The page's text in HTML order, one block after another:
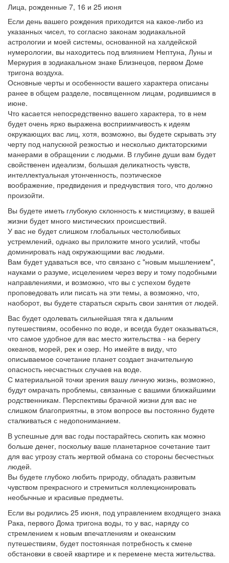
Лица, рожденные 7, 16 и 25 июня
Если день вашего рождения приходится на какое-либо из
указанных чисел, то согласно законам зодиакальной
астрологии и моей системы, основанной на халдейской
нумерологии, вы находитесь под влиянием Нептуна, Луны и
Меркурия в зодиакальном знаке Близнецов, первом Доме
тригона воздуха.
Основные черты и особенности вашего характера описаны
ранее в общем разделе, посвященном лицам, родившимся в
июне.
Что касается непосредственно вашего характера, то в нем
будет очень ярко выражена восприимчивость к идеям
окружающих вас лиц, хотя, возможно, вы будете скрывать эту
черту под напускной резкостью и несколько диктаторскими
манерами в обращении с людьми. В глубине души вам будет
свойственен идеализм, большая деликатность чувств,
интеллектуальная утонченность, поэтическое
воображение, предвидения и предчувствия того, что должно
произойти.
Вы будете иметь глубокую склонность к мистицизму, в вашей
жизни будет много мистических происшествий.
У вас не будет слишком глобальных честолюбивых
устремлений, однако вы приложите много усилий, чтобы
доминировать над окружающими вас людьми.
Вам будет удаваться все, что связано с "новым мышлением",
науками о разуме, исцелением через веру и тому подобными
направлениями, и возможно, что вы с успехом будете
проповедовать или писать на эти темы, а возможно, что,
наоборот, вы будете стараться скрыть свои занятия от людей.
Вас будет одолевать сильнейшая тяга к дальним
путешествиям, особенно по воде, и всегда будет оказываться,
что самое удобное для вас место жительства - на берегу
океанов, морей, рек и озер. Но имейте в виду, что
описываемое сочетание планет создает значительную
опасность несчастных случаев на воде.
С материальной точки зрения вашу личную жизнь, возможно,
будут омрачать проблемы, связанные с вашими ближайшими
родственникам. Перспективы брачной жизни для вас не
слишком благоприятны, в этом вопросе вы постоянно будете
сталкиваться с недопониманием.
В успешные для вас годы постарайтесь скопить как можно
больше денег, поскольку ваше планетарное сочетание таит
для вас угрозу стать жертвой обмана со стороны бесчестных
людей.
Вы будете глубоко любить природу, обладать развитым
чувством прекрасного и стремиться коллекционировать
необычные и красивые предметы.
Если вы родились 25 июня, под управлением входящего знака
Рака, первого Дома тригона воды, то у вас, наряду со
стремлением к новым впечатлениям и океанским
путешествиям, будет постоянная потребность к смене
обстановки в своей квартире и к перемене места жительства.